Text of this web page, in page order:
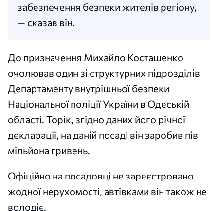
забезпечення безпеки жителів регіону,
— сказав він.
До призначення Михайло Косташенко
очолював один зі структурних підрозділів
Департаменту внутрішньої безпеки
Національної поліції України в Одеській
області. Торік, згідно даних його річної
декларації, на даній посаді він заробив пів
мільйона гривень.
Офіційно на посадовці не зареєстровано
жодної нерухомості, автівками він також не
володіє.